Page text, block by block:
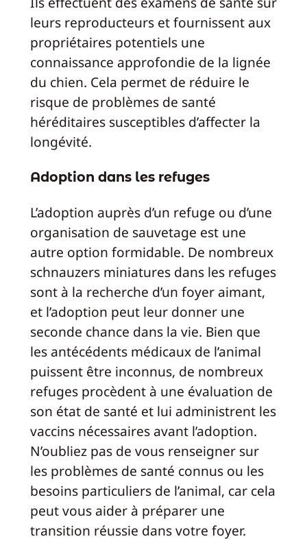
leurs reproducteurs et fournissent aux
propriétaires potentiels une
connaissance approfondie de la lignée
du chien. Cela permet de réduire le
risque de problèmes de santé
héréditaires susceptibles d’affecter la
longévité.
Adoption dans les refuges
L’adoption auprès d’un refuge ou d’une
organisation de sauvetage est une
autre option formidable. De nombreux
schnauzers miniatures dans les refuges
sont à la recherche d’un foyer aimant,
et l’adoption peut leur donner une
seconde chance dans la vie. Bien que
les antécédents médicaux de l’animal
puissent être inconnus, de nombreux
refuges procèdent à une évaluation de
son état de santé et lui administrent les
vaccins nécessaires avant l’adoption.
N’oubliez pas de vous renseigner sur
les problèmes de santé connus ou les
besoins particuliers de l’animal, car cela
peut vous aider à préparer une
transition réussie dans votre foyer.